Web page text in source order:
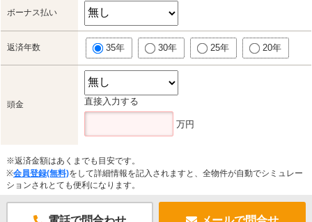
ボーナス払い
返済年数 35年 30年 25年 20年
頭金 直接入力する
万円
※返済金額はあくまでも目安です。
※会員登録(無料)をして詳細情報を記入されますと、全物件が自動でシミュレー
ションされとても便利になります。